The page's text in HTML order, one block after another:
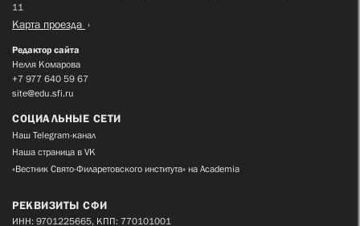
11
Карта проезда
Редактор сайта
Нелля Комарова
+7 977 640 59 67
site@edu.sfi.ru
СОЦИАЛЬНЫЕ СЕТИ
Наш Telegram-канал
Наша страница в VK
«Вестник Свято-Филаретовского института» на Academia
РЕКВИЗИТЫ СФИ
ИНН: 9701225665, КПП: 770101001